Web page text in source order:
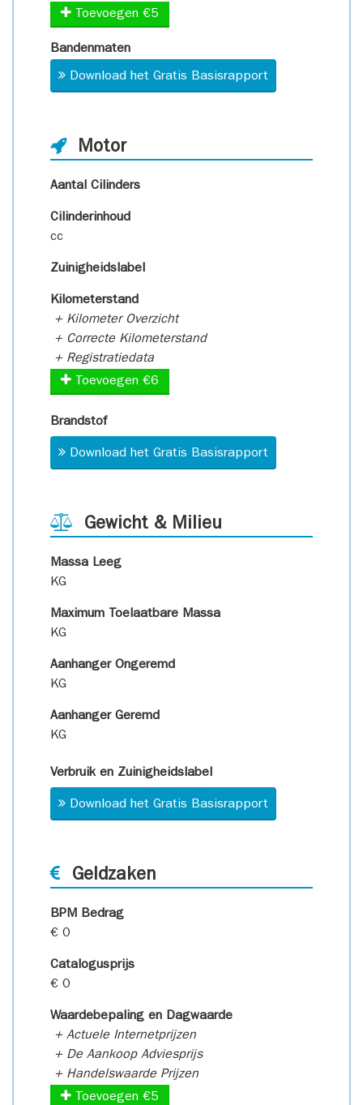
Toevoegen €5
Bandenmaten
Download het Gratis Basisrapport
Motor
Aantal Cilinders
Cilinderinhoud
cc
Zuinigheidslabel
Kilometerstand
+ Kilometer Overzicht
+ Correcte Kilometerstand
+ Registratiedata
Toevoegen €6
Brandstof
Download het Gratis Basisrapport
Gewicht & Milieu
Massa Leeg
KG
Maximum Toelaatbare Massa
KG
Aanhanger Ongeremd
KG
Aanhanger Geremd
KG
Verbruik en Zuinigheidslabel
Download het Gratis Basisrapport
Geldzaken
BPM Bedrag
€ 0
Catalogusprijs
€ 0
Waardebepaling en Dagwaarde
+ Actuele Internetprijzen
+ De Aankoop Adviesprijs
+ Handelswaarde Prijzen
Toevoegen €5